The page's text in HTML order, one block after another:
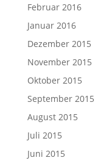
Februar 2016
Januar 2016
Dezember 2015
November 2015
Oktober 2015
September 2015
August 2015
Juli 2015
Juni 2015